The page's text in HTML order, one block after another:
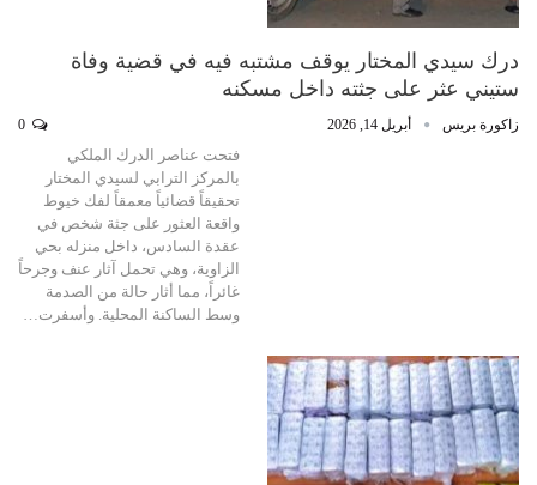
درك سيدي المختار يوقف مشتبه فيه في قضية وفاة
ستيني عثر على جثته داخل مسكنه
زاكورة بريس أبريل 14, 2026
فتحت عناصر الدرك الملكي
بالمركز الترابي لسيدي المختار
تحقيقاً قضائياً معمقاً لفك خيوط
واقعة العثور على جثة شخص في
عقدة السادس، داخل منزله بحي
الزاوية، وهي تحمل آثار عنف وجرحاً
غائراً، مما أثار حالة من الصدمة
وسط الساكنة المحلية. وأسفرت…